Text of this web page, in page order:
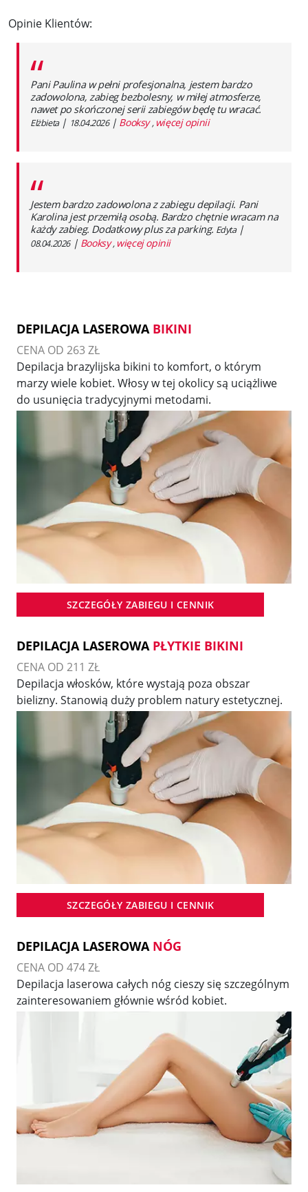
Opinie Klientów:
“
Pani Paulina w pełni profesjonalna, jestem bardzo
zadowolona, zabieg bezbolesny, w miłej atmosferze,
nawet po skończonej serii zabiegów będę tu wracać.
Elżbieta| 18.04.2026| Booksy, więcej opinii
“
Jestem bardzo zadowolona z zabiegu depilacji. Pani
Karolina jest przemiłą osobą. Bardzo chętnie wracam na
każdy zabieg. Dodatkowy plus za parking. Edyta|
08.04.2026| Booksy, więcej opinii
DEPILACJA LASEROWA BIKINI
CENA OD 263 ZŁ
Depilacja brazylijska bikini to komfort, o którym
marzy wiele kobiet. Włosy w tej okolicy są uciążliwe
do usunięcia tradycyjnymi metodami.
SZCZEGÓŁY ZABIEGU I CENNIK
DEPILACJA LASEROWA PŁYTKIE BIKINI
CENA OD 211 ZŁ
Depilacja włosków, które wystają poza obszar
bielizny. Stanowią duży problem natury estetycznej.
SZCZEGÓŁY ZABIEGU I CENNIK
DEPILACJA LASEROWA NÓG
CENA OD 474 ZŁ
Depilacja laserowa całych nóg cieszy się szczególnym
zainteresowaniem głównie wśród kobiet.